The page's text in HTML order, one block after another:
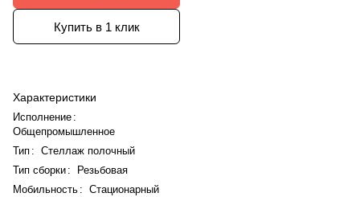
Купить в 1 клик
Характеристики
Исполнение :
Общепромышленное
Тип : Стеллаж полочный
Тип сборки:
Резьбовая
Мобильность : Стационарный